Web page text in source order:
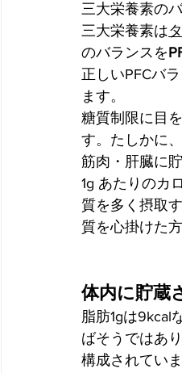
三大栄養素の
三大栄養素は
のバランスを
正しいPFCバ
ます。
糖質制限に目
す。たしかに
筋肉・肝臓に
1g あたりのカ
質を多く摂取
質を心掛けた
体内に貯蔵
脂肪1gは9kcal
ばそうではあ
構成されていま